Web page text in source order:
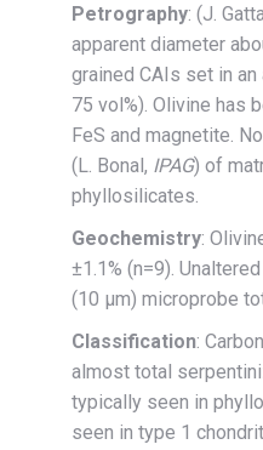
Petrography: (J.
apparent diameter
grained CAIs set in
75 vol%). Olivine has
FeS and magnetite.
(L. Bonal, IPAG) of
phyllosilicates.
Geochemistry:
±1.1% (n=9).
(10 µm) microprobe
Classification:
almost total
typically seen in
seen in type 1